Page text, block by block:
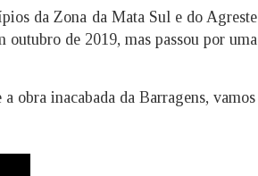
da Zona da Mata Sul e do Agreste
de 2019, mas passou por uma
obra inacabada da Barragens, vamos